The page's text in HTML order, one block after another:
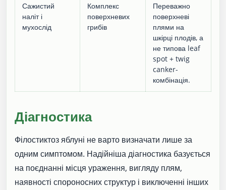
Сажистий
наліт і
мухослід
Комплекс
поверхневих
грибів
Переважно
поверхневі
плями на
шкірці плодів, а
не типова leaf
spot + twig
canker-
комбінація.
Діагностика
Філостиктоз яблуні не варто визначати лише за
одним симптомом. Надійніша діагностика базується
на поєднанні місця ураження, вигляду плям,
наявності спороносних структур і виключенні інших